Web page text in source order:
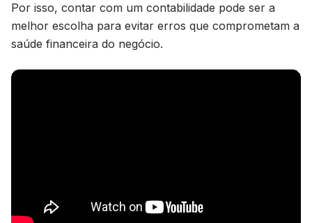
Por isso, contar com um contabilidade pode ser a
melhor escolha para evitar erros que comprometam a
saúde financeira do negócio.